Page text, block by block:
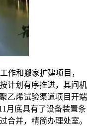
和搬家扩建项目，
计划有序推进，其间机
乙烯试验渠道项目开端
月底具有了设备装置条
合并，精简办理处室。